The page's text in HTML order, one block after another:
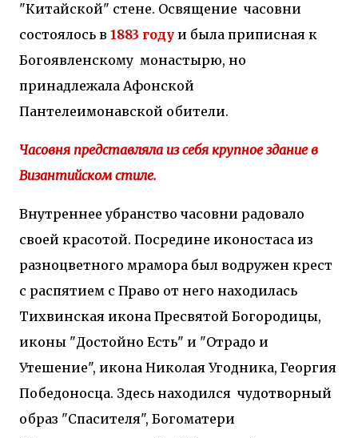
"Китайской" стене. Освящение часовни
состоялось в 1883 году и была приписная к
Богоявленскому монастырю, но
принадлежала Афонской
Пантелеимонавской обители.
Часовня представляла из себя крупное здание в
Византийском стиле.
Внутреннее убранство часовни радовало
своей красотой. Посредине иконостаса из
разноцветного мрамора был водружен крест
с распятием с Право от него находилась
Тихвинская икона Пресвятой Богородицы,
иконы "Достойно Есть" и "Отрадо и
Утешение", икона Николая Угодника, Георгия
Победоносца. Здесь находился чудотворный
образ "Спасителя", Богоматери